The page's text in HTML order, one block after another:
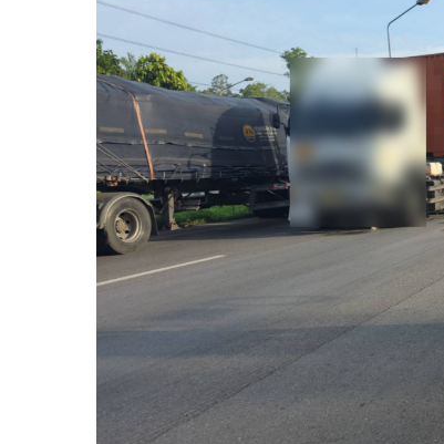
ต่างด้าว
ส่ง
ชายแดน
ใต้